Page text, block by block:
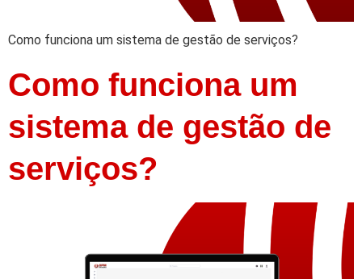
Como funciona um sistema de gestão de serviços?
Como funciona um
sistema de gestão de
serviços?